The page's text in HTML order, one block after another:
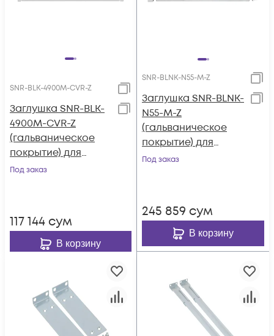
SNR-BLK-4900M-CVR-Z
Заглушка SNR-BLK-
4900M-CVR-Z
(гальваническое
покрытие) для
коммутатора Cisco
Под заказ
117 144 сум
В корзину
SNR-BLNK-N55-M-Z
Заглушка SNR-BLNK-
N55-M-Z
(гальваническое
покрытие) для
модуля
Под заказ
245 859 сум
В корзину